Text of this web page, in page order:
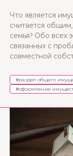
Что является
считается
семья? Обо всех
связанных с
совместной
#раздел общего
#оформление